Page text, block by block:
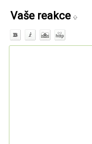
Vaše reakce